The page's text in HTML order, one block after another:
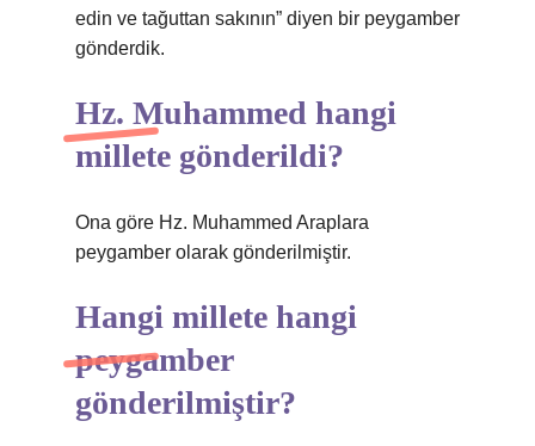
edin ve tağuttan sakının” diyen bir peygamber
gönderdik.
Hz. Muhammed hangi
millete gönderildi?
Ona göre Hz. Muhammed Araplara
peygamber olarak gönderilmiştir.
Hangi millete hangi
peygamber
gönderilmiştir?